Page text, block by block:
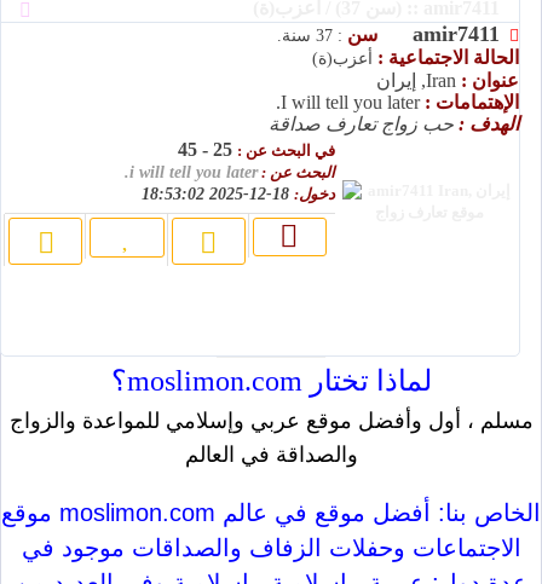
amir7411 سن : 37 سنة.
الحالة الاجتماعية : أعزب(ة)
عنوان : Iran, إيران
الإهتمامات :I will tell you later.
الهدف : حب زواج تعارف صداقة
في البحث عن :
البحث عن :i will tell you later.
دخول:
لماذا تختار moslimon.com؟
مسلم ، أول وأفضل موقع عربي وإسلامي للمواعدة والزواج
والصداقة في العالم
موقع moslimon.com الخاص بنا: أفضل موقع في عالم
الاجتماعات وحفلات الزفاف والصداقات موجود في